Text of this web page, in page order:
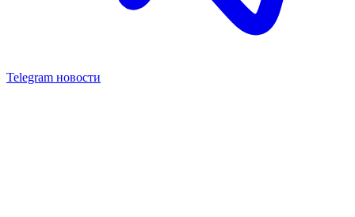
Telegram новости